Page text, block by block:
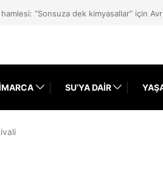
hamlesi: “Sonsuza dek kimyasallar” için
SU’YA DAIR